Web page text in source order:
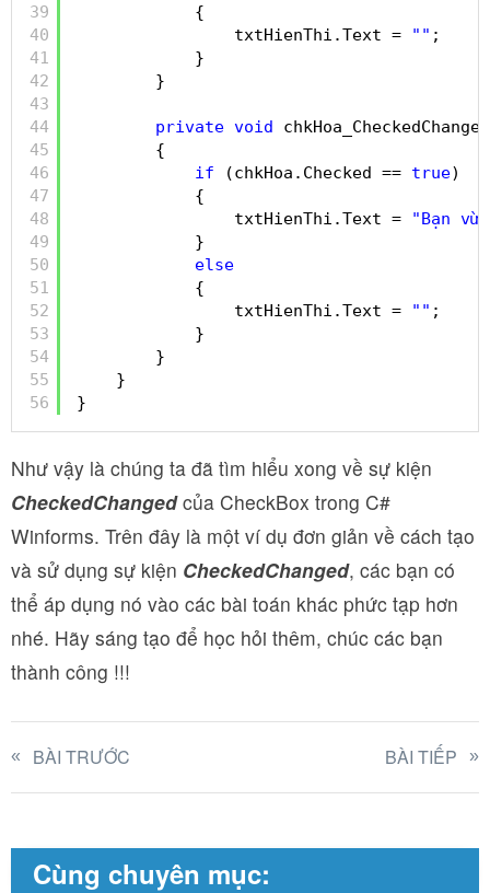
39
40
41
42
43
44
45
46
47
48
49
50
51
52
53
54
55
56
{
txtHienThi.Text =
"" ;
}
}
private void
{
if
(chkHoa.Checked == true)
{
txtHienThi.Text =
"Bạn
}
else
{
txtHienThi.Text =
"" ;
}
}
}
}
Như vậy là chúng ta đã tìm hiểu xong về sự kiện
CheckedChangedcủa CheckBox trong C#
Winforms. Trên đây là một ví dụ đơn giản về cách tạo
và sử dụng sự kiện CheckedChanged, các bạn có
thể áp dụng nó vào các bài toán khác phức tạp hơn
nhé. Hãy sáng tạo để học hỏi thêm, chúc các bạn
thành công !!!
BÀI TRƯỚC BÀI TIẾP
Cùng chuyên mục: